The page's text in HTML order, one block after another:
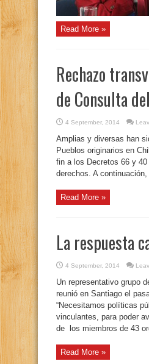
Read More »
Rechazo
de Consulta
4 September, 2014
Amplias y diversas han
Pueblos originarios en
fin a los Decretos 66 y
derechos. A
Read More »
La respuesta
4 September, 2014
Un representativo grupo
reunió en Santiago el
“Necesitamos políticas
vinculantes, para poder
de los miembros de 43
Read More »